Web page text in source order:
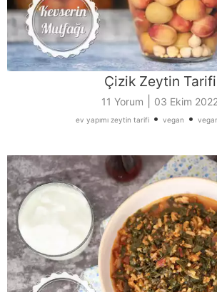
Çizik Zeytin Tarifi
11 Yorum 03 Ekim
ev yapımı zeytin tarifi • vegan •